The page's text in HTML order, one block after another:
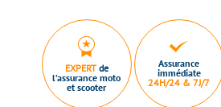
EXPERTde
l’assurance moto
et scooter
Assurance
immédiate
24H/24 & 7J/7